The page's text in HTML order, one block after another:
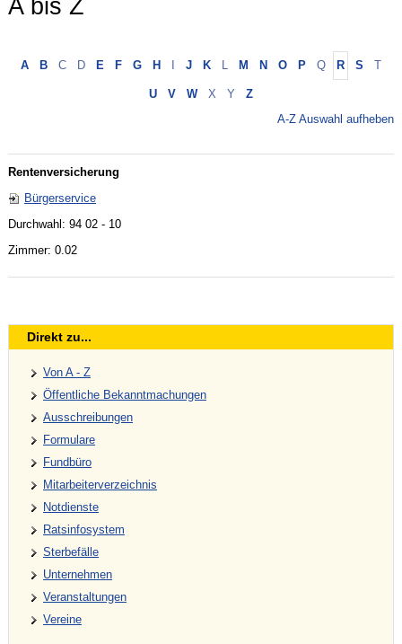
A bis Z
A B C D E F G H J K L M N O P Q R S T
U V W X Y
Z
A-Z Auswahl aufheben
Rentenversicherung
Bürgerservice
Durchwahl: 94 02 - 10
Zimmer: 0.02
Direkt zu...
Von A - Z
Öffentliche Bekanntmachungen
Ausschreibungen
Formulare
Fundbüro
Mitarbeiterverzeichnis
Notdienste
Ratsinfosystem
Sterbefälle
Unternehmen
Veranstaltungen
Vereine